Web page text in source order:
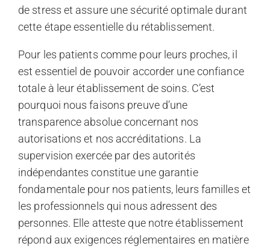
de stress et assure une sécurité optimale durant
cette étape essentielle du rétablissement.
Pour les patients comme pour leurs proches, il
est essentiel de pouvoir accorder une confiance
totale à leur établissement de soins. C’est
pourquoi nous faisons preuve d’une
transparence absolue concernant nos
autorisations et nos accréditations. La
supervision exercée par des autorités
indépendantes constitue une garantie
fondamentale pour nos patients, leurs familles et
les professionnels qui nous adressent des
personnes. Elle atteste que notre établissement
répond aux exigences réglementaires en matière